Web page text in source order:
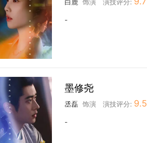
白鹿 饰演 演技评分:
-
墨修尧
丞磊 饰演 演技评分: 9.5
-